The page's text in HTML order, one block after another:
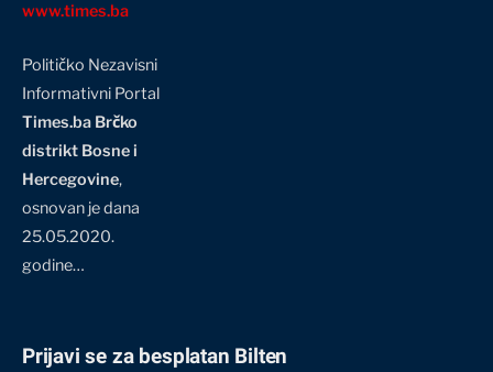
www.times.ba
Političko Nezavisni
Informativni Portal
Times.ba Brčko
distrikt Bosne i
Hercegovine,
osnovan je dana
25.05.2020.
godine…
Prijavi se za besplatan Bilten